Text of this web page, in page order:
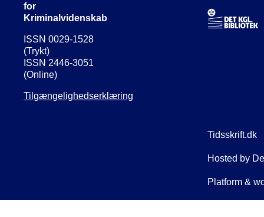
for
Kriminalvidenskab
ISSN 0029-1528
(Trykt)
ISSN 2446-3051
(Online)
Tilgængelighedserklæring